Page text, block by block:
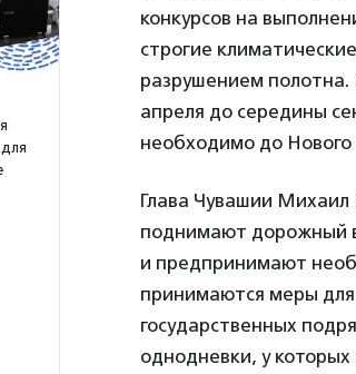
конкурсов на
строгие
разрушением полотна.
апреля до середины
необходимо до Нового
Глава Чувашии
поднимают дорожный
и предпринимают
принимаются меры для
государственных
однодневки, у